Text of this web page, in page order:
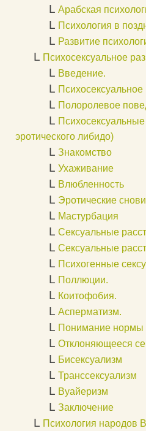
L Арабская
L Психология в
L Развитие
L Психосексуальное
L Введение.
L
L Полоролевое
L
эротического либидо)
L Знакомство
L Ухаживание
L Влюбленность
L Эротические
L Мастурбация
L Сексуальные
L Сексуальные
L Психогенные
L Поллюции.
L Коитофобия.
L Асперматизм.
L Понимание нормы
L Отклоняющееся
L Бисексуализм
L Транссексуализм
L Вуайеризм
L Заключение
L Психология народов